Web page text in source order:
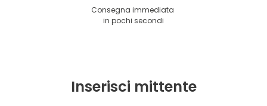
Consegna immediata
in pochi secondi
Inserisci mittente